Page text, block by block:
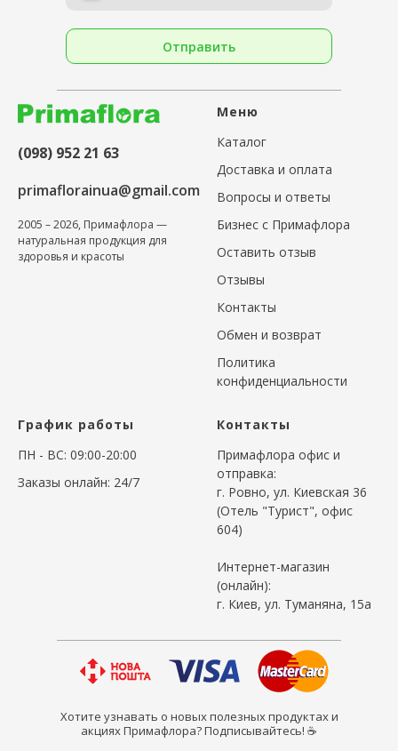
Отправить
(098) 952 21 63
primaflorainua@gmail.com
2005 – 2026, Примафлора —
натуральная продукция для
здоровья и красоты
Меню
Каталог
Доставка и оплата
Вопросы и ответы
Бизнес с Примафлора
Оставить отзыв
Отзывы
Контакты
Обмен и возврат
Политика
конфиденциальности
График работы
ПН - ВС: 09:00-20:00
Заказы онлайн: 24/7
Контакты
Примафлора офис и
отправка:
г. Ровно, ул. Киевская 36
(Отель "Турист", офис
604)
Интернет-магазин
(онлайн):
г. Киев, ул. Туманяна, 15а
Хотите узнавать о новых полезных продуктах и
акциях Примафлора? Подписывайтесь! ☕